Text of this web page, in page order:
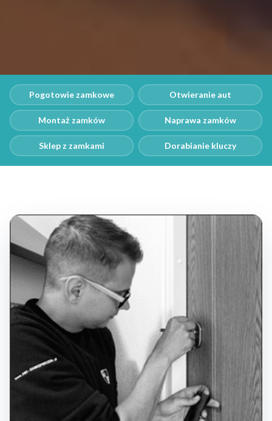
Pogotowie zamkowe Otwieranie aut
Montaż zamków Naprawa zamków
Sklep z zamkami Dorabianie kluczy